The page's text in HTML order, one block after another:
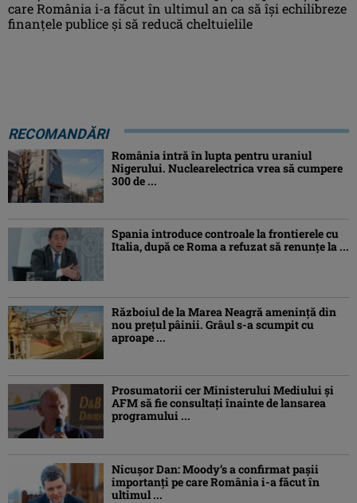
care România i-a făcut în ultimul an ca să își echilibreze
finanțele publice și să reducă cheltuielile
RECOMANDĂRI
România intră în lupta pentru uraniul
Nigerului. Nuclearelectrica vrea să cumpere
300 de ...
Spania introduce controale la frontierele cu
Italia, după ce Roma a refuzat să renunțe la ...
Războiul de la Marea Neagră amenință din
nou prețul pâinii. Grâul s-a scumpit cu
aproape ...
Prosumatorii cer Ministerului Mediului și
AFM să fie consultați înainte de lansarea
programului ...
Nicușor Dan: Moody’s a confirmat pașii
importanți pe care România i-a făcut în
ultimul ...